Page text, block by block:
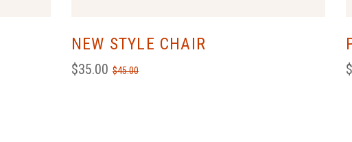
NEW STYLE CHAIR
$45.00
$35.00 $